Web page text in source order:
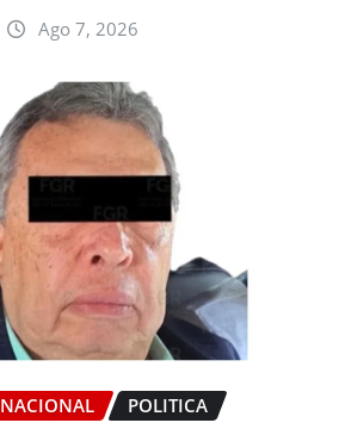
Ago 7, 2026
NACIONAL POLITICA